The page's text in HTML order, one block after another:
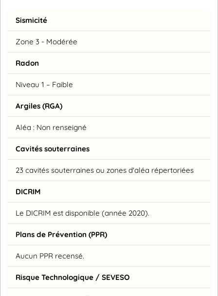
Sismicité
Zone 3 - Modérée
Radon
Niveau 1 – Faible
Argiles (RGA)
Aléa : Non renseigné
Cavités souterraines
23 cavités souterraines ou zones d'aléa répertoriées
DICRIM
Le DICRIM est disponible (année 2020).
Plans de Prévention (PPR)
Aucun PPR recensé.
Risque Technologique / SEVESO